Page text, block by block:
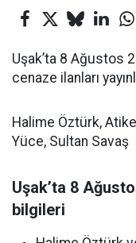
Uşak’ta 8 Ağustos
cenaze ilanları
Halime Öztürk,
Yüce, Sultan Savaş
Uşak’ta 8
bilgileri